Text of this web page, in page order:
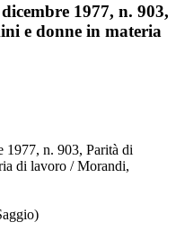
1977, n. 903,
e donne in materia
1977, n. 903, Parità di
di lavoro / Morandi,